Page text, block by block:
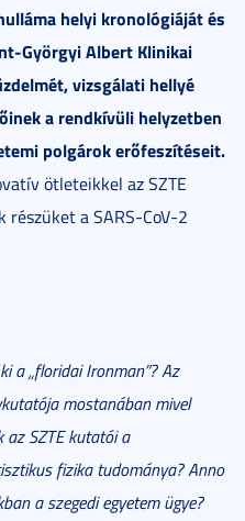
helyi kronológiáját és
Györgyi Albert Klinikai
vizsgálati hellyé
a rendkívüli helyzetben
polgárok erőfeszítéseit.
ötleteikkel az SZTE
a SARS-CoV-2
a „floridai Ironman”? Az
mostanában mivel
az SZTE kutatói a
fizika tudománya? Anno
a szegedi egyetem ügye?